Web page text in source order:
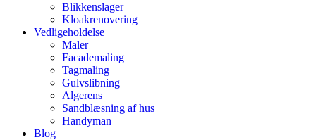
Blikkenslager
Kloakrenovering
Vedligeholdelse
Maler
Facademaling
Tagmaling
Gulvslibning
Algerens
Sandblæsning af hus
Handyman
Blog